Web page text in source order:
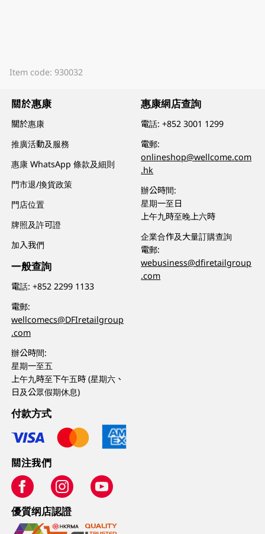
Item code: 930032
關於惠康
關於惠康
推廣活動及服務
惠康 WhatsApp 條款及細則
門市退/換貨政策
門店位置
牌照及許可證
加入我們
一般查詢
電話:+852 2299 1133
電郵:
wellcomecs@DFIretailgroup
.com
辦公時間:
星期一至五
上午九時至下午五時 (星期六、
日及公眾假期休息)
惠康網店查詢
電話:+852 3001 1299
電郵:
onlineshop@wellcome.com
.hk
辦公時間:
星期一至日
上午九時至晚上六時
企業合作及大量訂購查詢
電郵:
webusiness@dfiretailgroup
.com
付款方式
關注我們
優質纲店認證